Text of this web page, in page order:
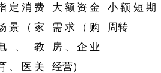
定消费
景（家
、教
、医美
大额资金
需求（购
房、企业
经营）
小额短期
周转